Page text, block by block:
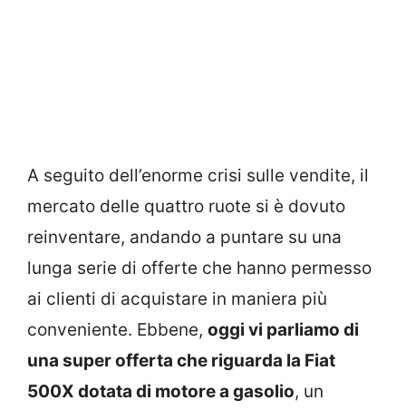
A seguito dell’enorme crisi sulle vendite, il
mercato delle quattro ruote si è dovuto
reinventare, andando a puntare su una
lunga serie di offerte che hanno permesso
ai clienti di acquistare in maniera più
conveniente. Ebbene, oggi vi parliamo di
una super offerta che riguarda la Fiat
500X dotata di motore a gasolio, un